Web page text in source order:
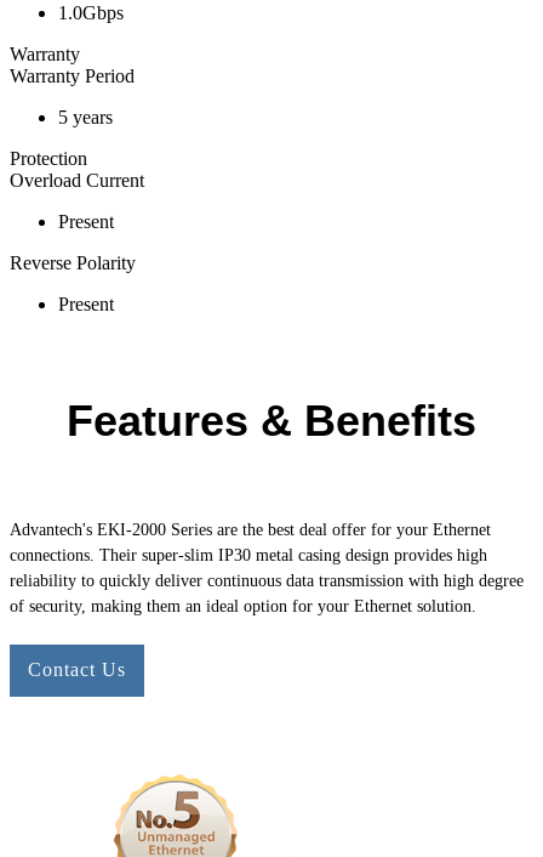
1.0Gbps
Warranty
Warranty Period
5 years
Protection
Overload Current
Present
Reverse Polarity
Present
Features & Benefits
Advantech's EKI-2000 Series are the best deal offer for your Ethernet
connections. Their super-slim IP30 metal casing design provides high
reliability to quickly deliver continuous data transmission with high degree
of security, making them an ideal option for your Ethernet solution.
Contact Us